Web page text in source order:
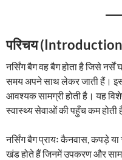
परिचय
नर्सिंग बैग वह बैग होता है जिसे
समय अपने साथ लेकर जाती हैं।
आवश्यक सामग्री होती है। यह
स्वास्थ्य सेवाओं की पहुँच कम होती
नर्सिंग बैग प्रायः कैनवास, कपड़े
खंड होते हैं जिनमें उपकरण और